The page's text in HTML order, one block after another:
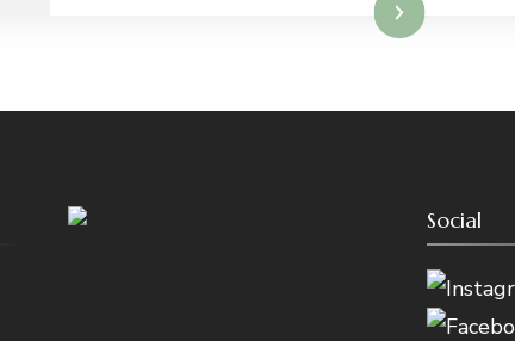
Leer más
Social